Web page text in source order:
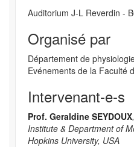
Auditorium J-L Reverdin -
Organisé par
Département de
Evénements de la Faculté
Intervenant-e-s
Prof. Geraldine SEYDOUX
Institute & Department of
Hopkins University, USA